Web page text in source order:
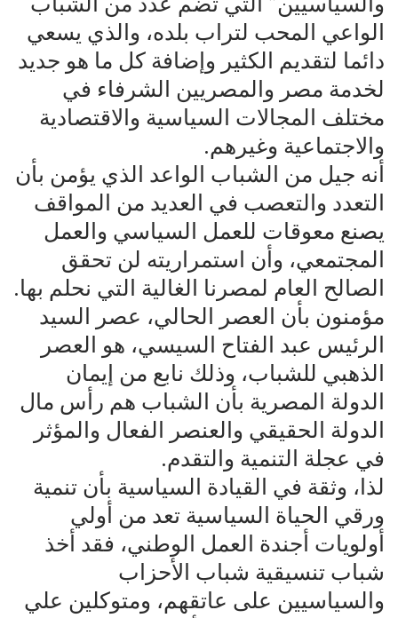
الواعي المحب لتراب بلده، والذي يسعي
دائما لتقديم الكثير وإضافة كل ما هو جديد
لخدمة مصر والمصريين الشرفاء في
مختلف المجالات السياسية والاقتصادية
والاجتماعية وغيرهم.
أنه جيل من الشباب الواعد الذي يؤمن بأن
التعدد والتعصب في العديد من المواقف
يصنع معوقات للعمل السياسي والعمل
المجتمعي، وأن استمراريته لن تحقق
الصالح العام لمصرنا الغالية التي نحلم بها.
مؤمنون بأن العصر الحالي، عصر السيد
الرئيس عبد الفتاح السيسي، هو العصر
الذهبي للشباب، وذلك نابع من إيمان
الدولة المصرية بأن الشباب هم رأس مال
الدولة الحقيقي والعنصر الفعال والمؤثر
في عجلة التنمية والتقدم.
لذا، وثقة في القيادة السياسية بأن تنمية
ورقي الحياة السياسية تعد من أولي
أولويات أجندة العمل الوطني، فقد أخذ
شباب تنسيقية شباب الأحزاب
والسياسيين على عاتقهم، ومتوكلين علي